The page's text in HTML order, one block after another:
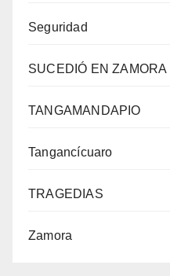
Seguridad
SUCEDIÓ EN ZAMORA
TANGAMANDAPIO
Tangancícuaro
TRAGEDIAS
Zamora